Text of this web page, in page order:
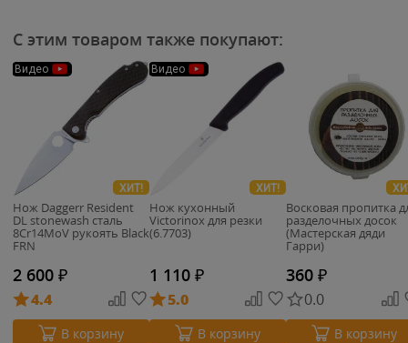
С этим товаром также покупают:
Видео
ХИТ!
Нож Daggerr Resident
DL stonewash сталь
8Cr14MoV рукоять Black
FRN
2 600 ₽
4.4
В корзину
Видео
ХИТ!
Нож кухонный
Victorinox для резки
(6.7703)
1 110 ₽
5.0
В корзину
Восковая пропитка
разделочных досок
(Мастерская дяди
Гарри)
360 ₽
0.0
В корзину